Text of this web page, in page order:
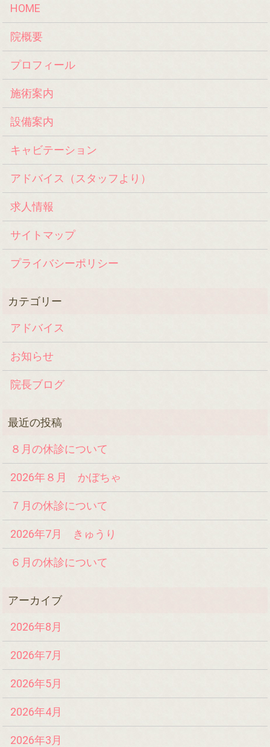
HOME
院概要
プロフィール
施術案内
設備案内
キャビテーション
アドバイス（スタッフより）
求人情報
サイトマップ
プライバシーポリシー
アドバイス
お知らせ
院長ブログ
８月の休診について
2026年８月 かぼちゃ
７月の休診について
2026年7月 きゅうり
６月の休診について
2026年8月
2026年7月
2026年5月
2026年4月
2026年3月